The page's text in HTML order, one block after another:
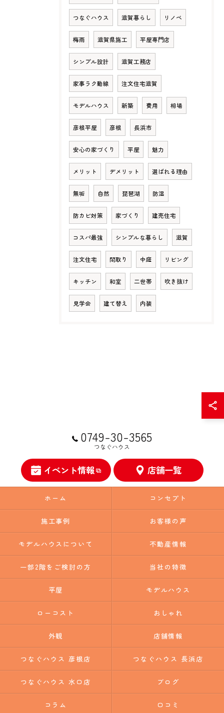
つなぐハウス 滋賀暮らし リノベ
梅雨 滋賀県施工 平屋専門店
シンプル設計 滋賀工務店
家事ラク動線 注文住宅滋賀
モデルハウス 新築 費用 相場
彦根平屋 彦根 長浜市
安心の家づくり 平屋 魅力
メリット デメリット 選ばれる理由
無垢 自然 琵琶湖 防湿
防カビ対策 家づくり 建売住宅
コスパ最強 シンプルな暮らし 滋賀
注文住宅 間取り 中庭 リビング
キッチン 和室 二世帯 吹き抜け
見学会 建て替え 内装
0749-30-3565
つなぐハウス
イベント情報 店舗一覧
ホーム コンセプト
施工事例 お客様の声
モデルハウスについて 不動産情報
一部2階をご検討の方 当社の特徴
平屋 モデルハウス
ローコスト おしゃれ
外観 店舗情報
つなぐハウス 彦根店 つなぐハウス 長浜店
つなぐハウス 水口店 ブログ
コラム 口コミ